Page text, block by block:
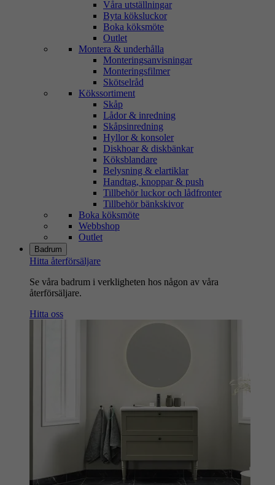
Våra utställningar
Byta köksluckor
Boka köksmöte
Outlet
Montera & underhålla
Monteringsanvisningar
Monteringsfilmer
Skötselråd
Kökssortiment
Skåp
Lådor & inredning
Skåpsinredning
Hyllor & konsoler
Diskhoar & diskbänkar
Köksblandare
Belysning & elartiklar
Handtag, knoppar & push
Tillbehör luckor och lådfronter
Tillbehör bänkskivor
Boka köksmöte
Webbshop
Outlet
Badrum
Hitta återförsäljare
Se våra badrum i verkligheten hos någon av våra
återförsäljare.
Hitta oss